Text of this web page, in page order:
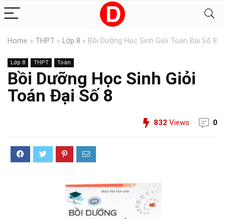
Home » THPT » Lớp 8 » Bồi Dưỡng Học Sinh Giỏi Toán Đại Số 8
Lớp 8 THPT Toán
Bồi Dưỡng Học Sinh Giỏi
Toán Đại Số 8
832 Views 0